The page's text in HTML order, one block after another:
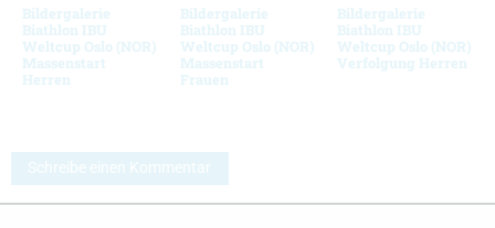
Bildergalerie
Biathlon IBU
Weltcup Oslo (NOR)
Massenstart
Herren
Bildergalerie
Biathlon IBU
Weltcup Oslo (NOR)
Massenstart
Frauen
Bildergalerie
Biathlon IBU
Weltcup Oslo (NOR)
Verfolgung Herren
Schreibe einen Kommentar